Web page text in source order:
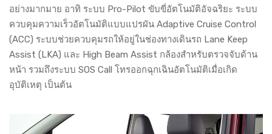
อย่างมากมาย อาทิ ระบบ Pro-Pilot ขับขี่อัตโนมัติอัจฉริยะ ระบบ
ควบคุมความเร็วอัตโนมัติแบบแปรผัน Adaptive Cruise Control
(ACC) ระบบช่วยควบคุมรถให้อยู่ในช่องทางเดินรถ Lane Keep
Assist (LKA) และ High Beam Assist กล้องสำหรับตรวจจับด้าน
หน้า รวมถึงระบบ SOS Call โทรออกฉุกเฉินอัตโนมัติเมื่อเกิด
อุบัติเหตุ เป็นต้น